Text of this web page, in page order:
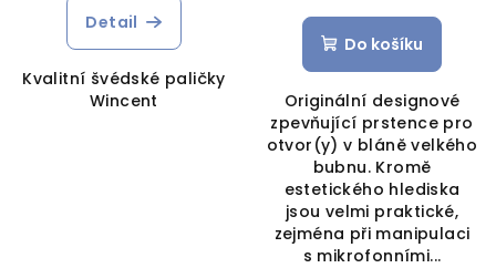
Detail
Kvalitní švédské paličky
Wincent
Do košíku
Originální designové
zpevňující prstence pro
otvor(y) v bláně velkého
bubnu. Kromě
estetického hlediska
jsou velmi praktické,
zejména při manipulaci
s mikrofonními...